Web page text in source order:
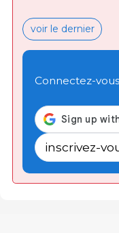
voir le dernier
Connectez-
inscrivez-